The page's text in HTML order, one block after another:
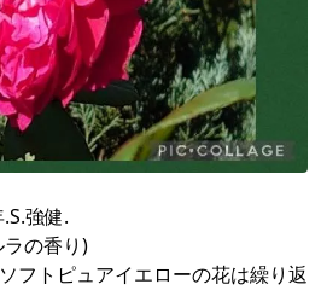
強健.
の香り)
フトピュアイエローの花は繰り返